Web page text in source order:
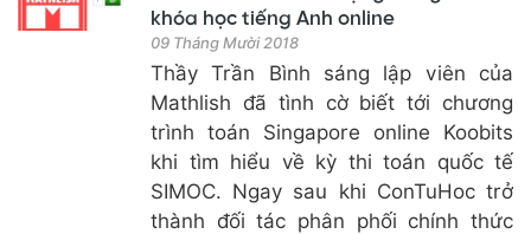
khóa học tiếng Anh online
09 Tháng Mười 2018
Thầy Trần Bình sáng lập viên của
Mathlish đã tình cờ biết tới chương
trình toán Singapore online Koobits
khi tìm hiểu về kỳ thi toán quốc tế
SIMOC. Ngay sau khi ConTuHoc trở
thành đối tác phân phối chính thức